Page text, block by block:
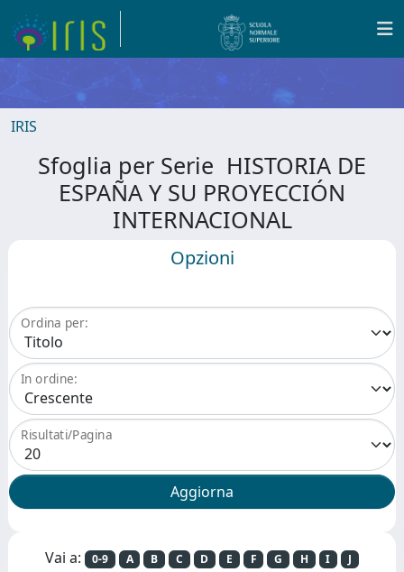
IRIS
Sfoglia per Serie HISTORIA DE
ESPAÑA Y SU PROYECCIÓN
INTERNACIONAL
Opzioni
Ordina per:
In ordine:
Risultati/Pagina
Vai a: 0-9 A B C D E F G H I
J